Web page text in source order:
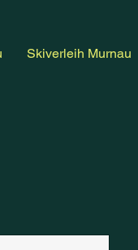
Skiverleih Murnau